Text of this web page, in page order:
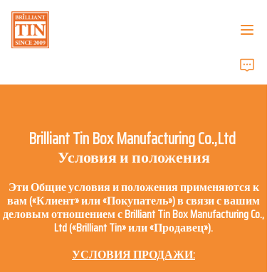
Brilliant Tin Box Manufacturing Co.,Ltd
Условия и положения
Эти Общие условия и положения применяются к
вам («Клиент» или «Покупатель») в связи с вашим
деловым отношением с Brilliant Tin Box Manufacturing Co.,
Ltd («Brilliant Tin» или «Продавец»).
УСЛОВИЯ ПРОДАЖИ:
Продукты
Служба поддержки клиентов
Выставки 2026
Сертификаты